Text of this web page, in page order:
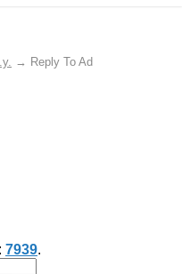
→ Reply To Ad
7939.